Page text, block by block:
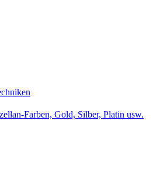
Farben, Gold, Silber, Platin usw.